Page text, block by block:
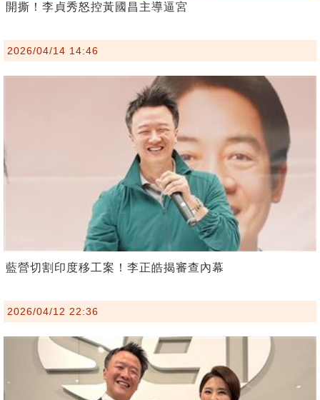
開撕！李貞秀怒控黃國昌主導逼宮
2026/04/14 14:46
藍營切割印度移工案！李正皓揭審查內幕
2026/04/12 22:36